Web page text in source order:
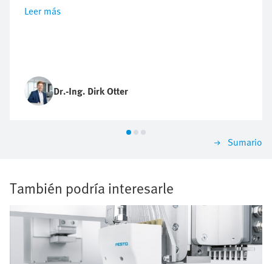
Leer más
Dr.-Ing. Dirk Otter
Sumario
También podría interesarle